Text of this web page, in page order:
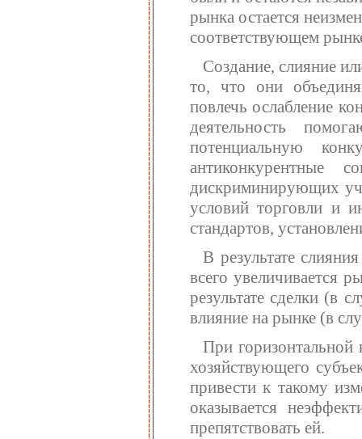
рынка остается
соответствующем
Создание, слияние
то, что они
повлечь ослабление
деятельность
потенциальную
антиконкурентные
дискриминирующих
условий торговли и
стандартов,
В результате
всего увеличивается
результате сделки (в
влияние на рынке (в
При горизонтальной
хозяйствующего
привести к такому
оказывается
препятствовать ей.